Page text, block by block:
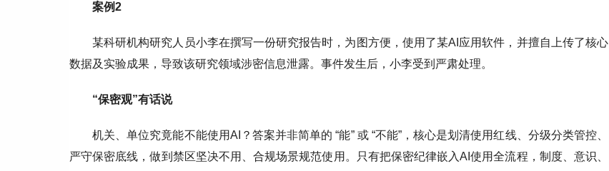
案例2
某科研机构研究人员小李在撰写一份研究报告时，为图方便，使用了某AI应用软件，并擅自上传了核心
数据及实验成果，导致该研究领域涉密信息泄露。事件发生后，小李受到严肃处理。
“保密观”有话说
机关、单位究竟能不能使用AI？答案并非简单的 “能” 或 “不能”，核心是划清使用红线、分级分类管控、
严守保密底线，做到禁区坚决不用、合规场景规范使用。只有把保密纪律嵌入AI使用全流程， 制度、 意识、